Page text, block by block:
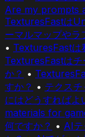
Are my prompts
TexturesFastは
ーマルマップやラ
• TexturesFastは
TexturesFastはチ
か？ •
すか？ • テクス
にはどうすればよ
materials for
何ですか？ • AIテ